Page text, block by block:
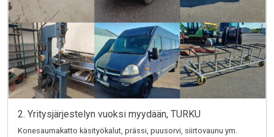
2. Yritysjärjestelyn vuoksi myydään, TURKU
Konesaumakatto käsityökalut, prässi, puusorvi, siirtovaunu ym.